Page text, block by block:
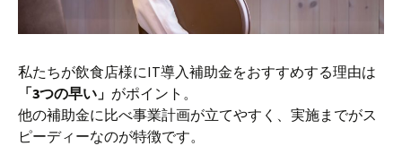
私たちが飲食店様にIT導入補助金をおすすめする理由は
「3つの早い」 がポイント。
他の補助金に比べ事業計画が立てやすく、実施までがス
ピーディーなのが特徴です。